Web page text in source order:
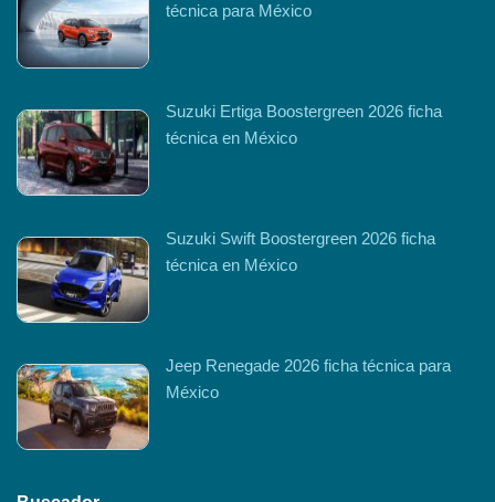
técnica para México
Suzuki Ertiga Boostergreen 2026 ficha
técnica en México
Suzuki Swift Boostergreen 2026 ficha
técnica en México
Jeep Renegade 2026 ficha técnica para
México